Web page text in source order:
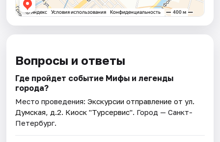
Вопросы и ответы
Где пройдет событие Мифы и легенды
города?
Место проведения:Экскурсии отправление от ул.
Думская, д.2. Киоск "Турсервис". Город — Санкт-
Петербург.